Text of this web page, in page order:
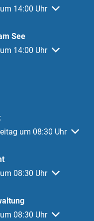
oder Schließzeiten
14:00 Uhr
See
oder Schließzeiten
14:00 Uhr
Schließzeiten
um 08:30 Uhr
oder Schließzeiten
08:30 Uhr
oder Schließzeiten
08:30 Uhr